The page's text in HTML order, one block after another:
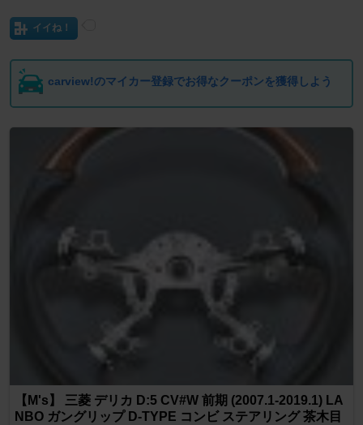
イイね！
carview!のマイカー登録でお得なクーポンを獲得しよう
【M's】 三菱 デリカ D:5 CV#W 前期 (2007.1-2019.1) LA
NBO ガングリップ D-TYPE コンビ ステアリング 茶木目